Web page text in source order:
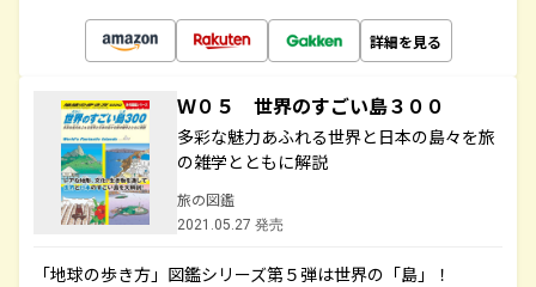
詳細を見る
Ｗ０５ 世界のすごい島３００
多彩な魅力あふれる世界と日本の島々を旅
の雑学とともに解説
旅の図鑑
2021.05.27 発売
「地球の歩き方」図鑑シリーズ第５弾は世界の「島」！